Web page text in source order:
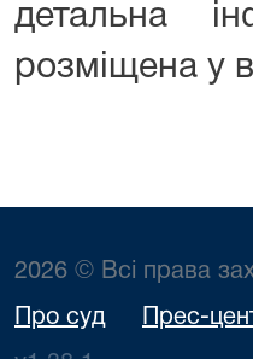
детальна
розміщена у
2026 © Всі права
Про суд Прес-